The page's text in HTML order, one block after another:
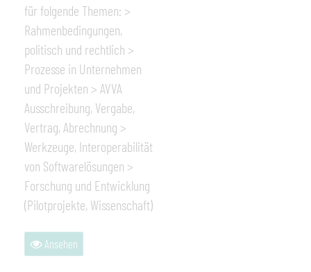
für folgende Themen: >
Rahmenbedingungen,
politisch und rechtlich >
Prozesse in Unternehmen
und Projekten > AVVA
Ausschreibung, Vergabe,
Vertrag, Abrechnung >
Werkzeuge, Interoperabilität
von Softwarelösungen >
Forschung und Entwicklung
(Pilotprojekte, Wissenschaft)
Ansehen